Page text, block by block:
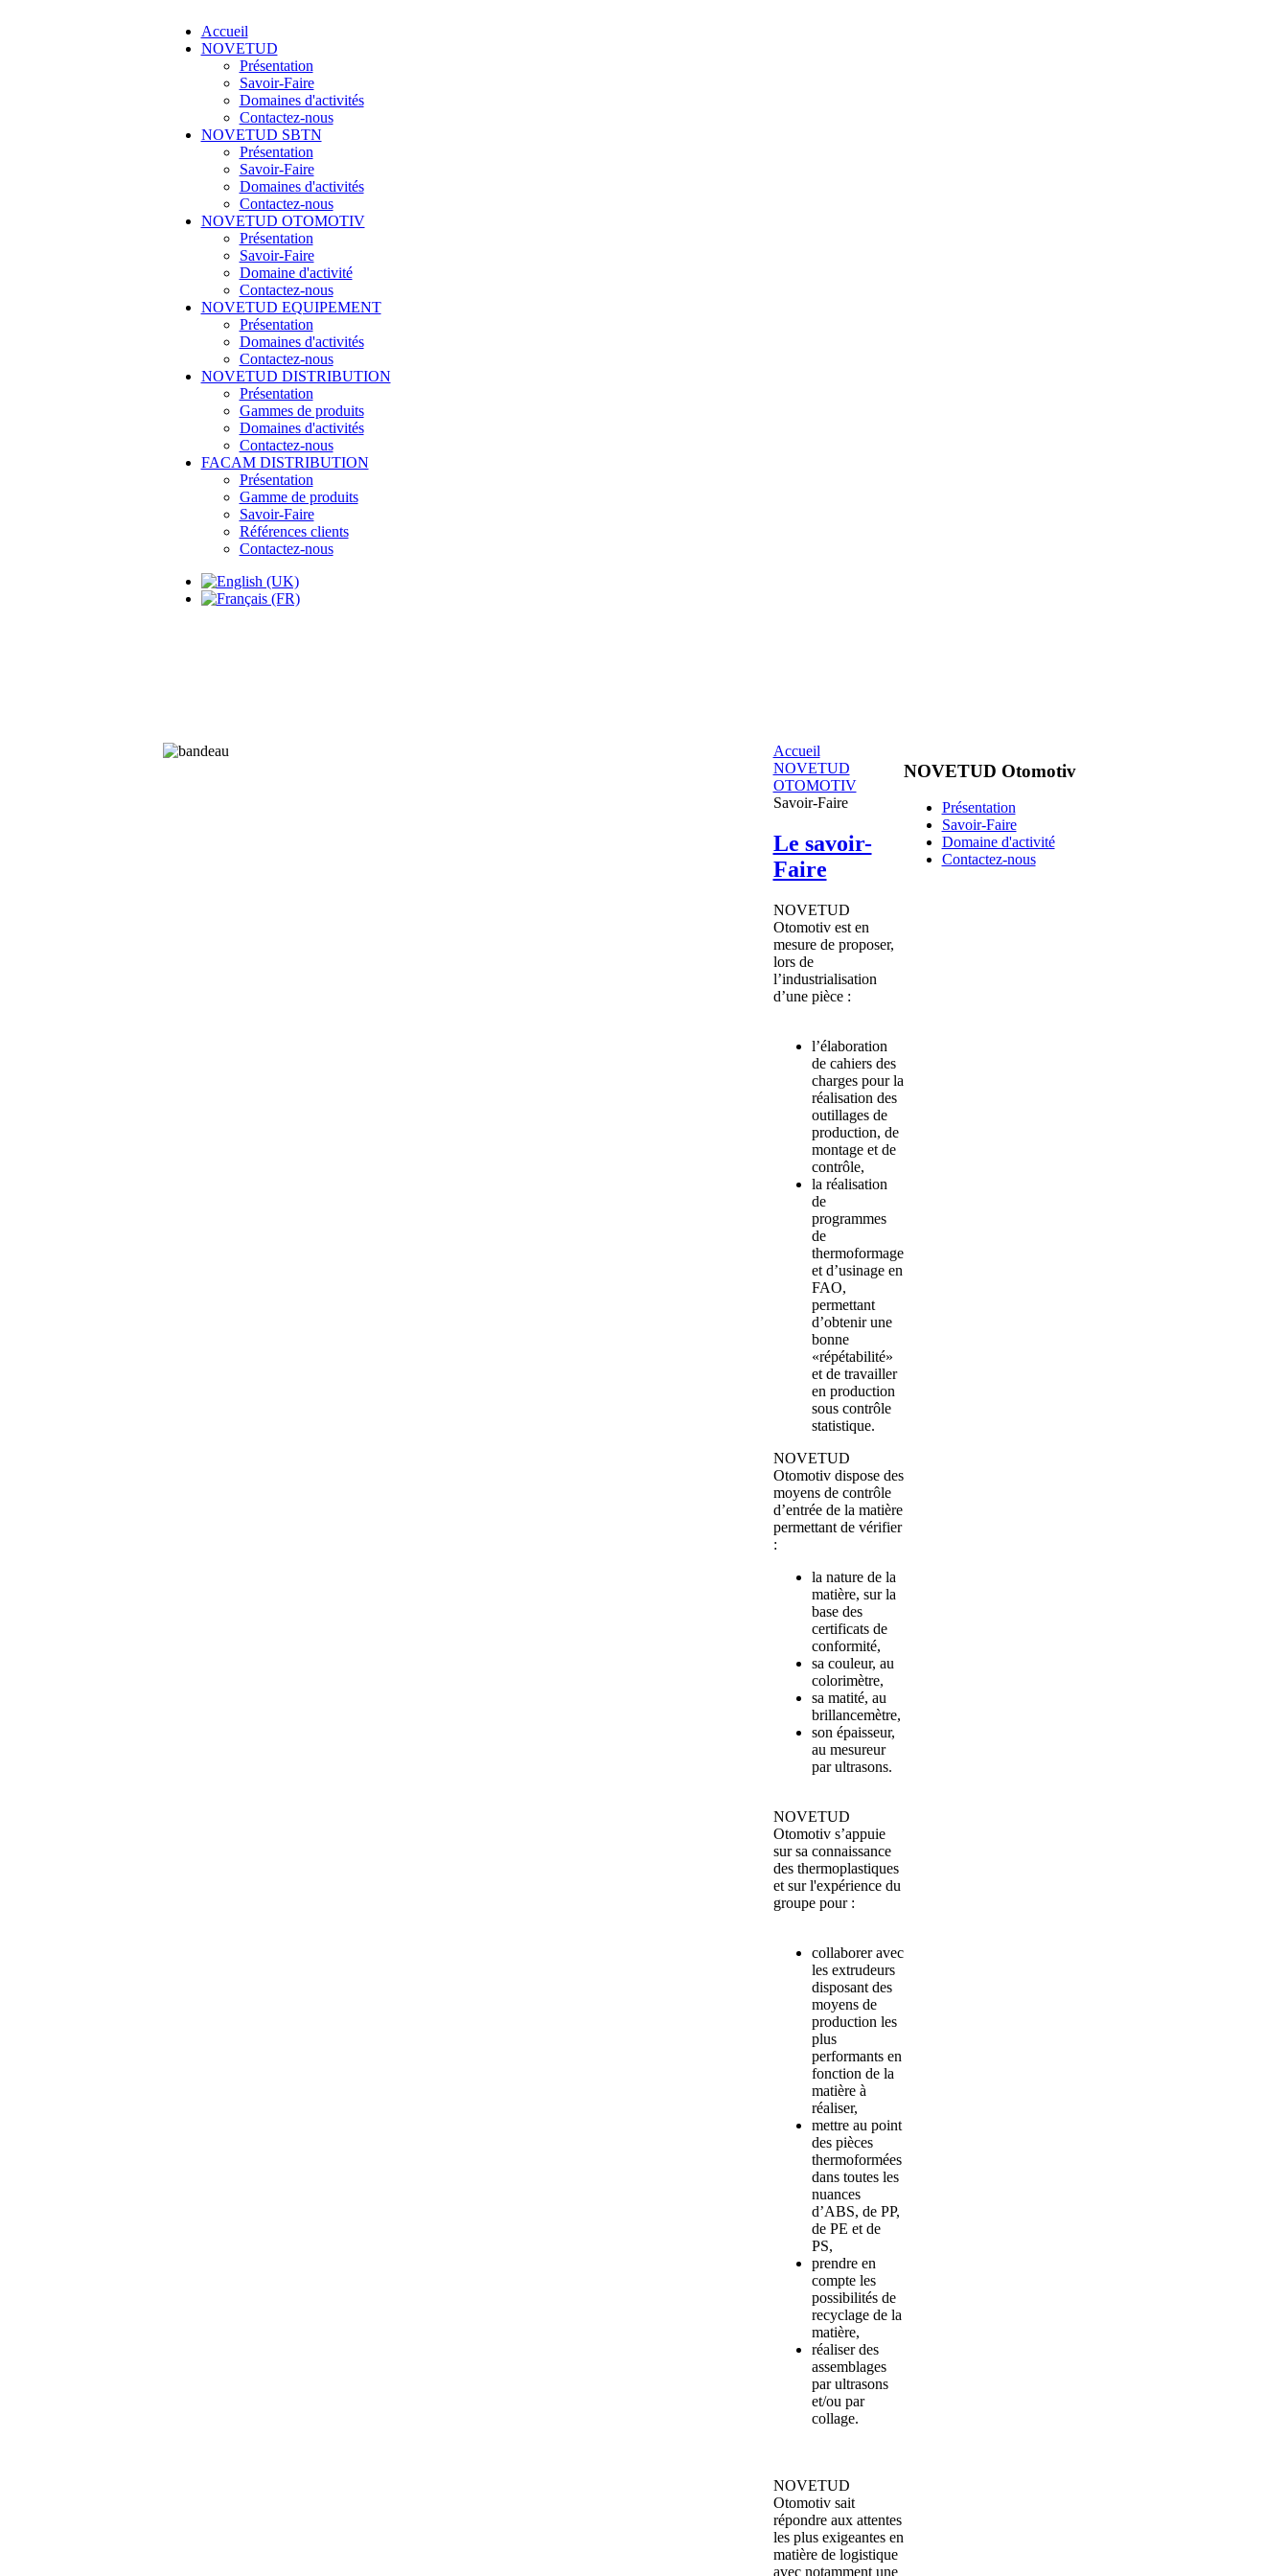
Accueil
NOVETUD
Présentation
Savoir-Faire
Domaines d'activités
Contactez-nous
NOVETUD SBTN
Présentation
Savoir-Faire
Domaines d'activités
Contactez-nous
NOVETUD OTOMOTIV
Présentation
Savoir-Faire
Domaine d'activité
Contactez-nous
NOVETUD EQUIPEMENT
Présentation
Domaines d'activités
Contactez-nous
NOVETUD DISTRIBUTION
Présentation
Gammes de produits
Domaines d'activités
Contactez-nous
FACAM DISTRIBUTION
Présentation
Gamme de produits
Savoir-Faire
Références clients
Contactez-nous
Accueil
NOVETUD
OTOMOTIV
Savoir-Faire
Le savoir-
Faire
NOVETUD
Otomotiv est en
mesure de proposer,
lors de
l’industrialisation
d’une pièce :
l’élaboration
de cahiers des
charges pour la
réalisation des
outillages de
production, de
montage et de
contrôle,
la réalisation
de
programmes
de
thermoformage
et d’usinage en
FAO,
permettant
d’obtenir une
bonne
«répétabilité»
et de travailler
en production
sous contrôle
statistique.
NOVETUD
Otomotiv dispose des
moyens de contrôle
d’entrée de la matière
permettant de vérifier
:
la nature de la
matière, sur la
base des
certificats de
conformité,
sa couleur, au
colorimètre,
sa matité, au
brillancemètre,
son épaisseur,
au mesureur
par ultrasons.
NOVETUD
Otomotiv s’appuie
sur sa connaissance
des thermoplastiques
et sur l'expérience du
groupe pour :
collaborer avec
les extrudeurs
disposant des
moyens de
production les
plus
performants en
fonction de la
matière à
réaliser,
mettre au point
des pièces
thermoformées
dans toutes les
nuances
d’ABS, de PP,
de PE et de
PS,
prendre en
compte les
possibilités de
recyclage de la
matière,
réaliser des
assemblages
par ultrasons
et/ou par
collage.
NOVETUD
Otomotiv sait
répondre aux attentes
les plus exigeantes en
matière de logistique
avec notamment une
NOVETUD Otomotiv
Présentation
Savoir-Faire
Domaine d'activité
Contactez-nous